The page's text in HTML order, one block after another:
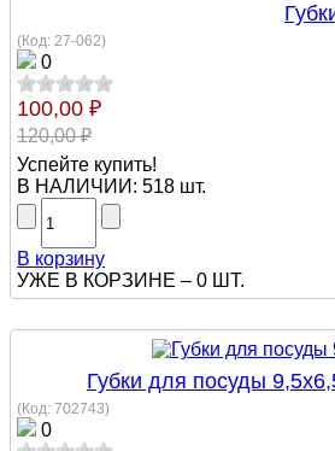
(Код: 27-062)
0
100,00 ₽
120,00 ₽
Успейте купить!
В НАЛИЧИИ: 518 шт.
В корзину
УЖЕ В КОРЗИНЕ – 0 ШТ.
Губки для посуды
(Код: 702743)
0